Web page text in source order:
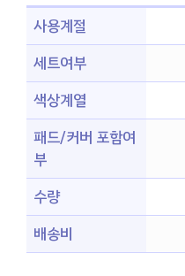
사용계절
세트여부
색상계열
패드/커버 포함여
부
수량
배송비